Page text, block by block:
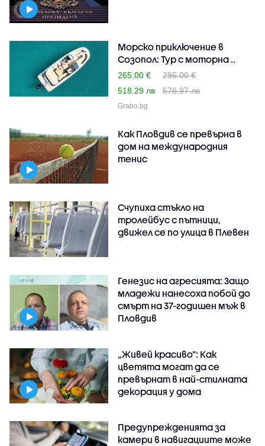
Морско приключение в
Созопол: Тур с моторна ..
265.00 €
295.00 €
518.29 лв
576.97 лв
Grabo.bg
Как Пловдив се превърна в
дом на международния
тенис
Счупиха стъкло на
тролейбус с пътници,
движел се по улица в Плевен
Генезис на агресията: Защо
младежи нанесоха побой до
смърт на 37-годишен мъж в
Пловдив
„Живей красиво”: Как
цветята могат да се
превърнат в най-стилната
декорация у дома
Предупрежденията за
камери в навигациите може